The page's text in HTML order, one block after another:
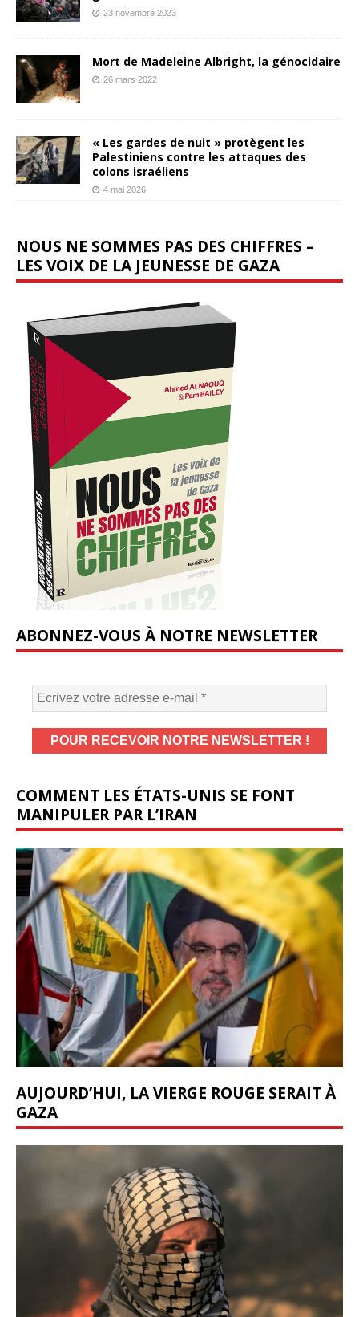
23 novembre 2023
Mort de Madeleine Albright, la génocidaire
26 mars 2022
« Les gardes de nuit » protègent les
Palestiniens contre les attaques des
colons israéliens
4 mai 2026
NOUS NE SOMMES PAS DES CHIFFRES –
LES VOIX DE LA JEUNESSE DE GAZA
ABONNEZ-VOUS À NOTRE NEWSLETTER
COMMENT LES ÉTATS-UNIS SE FONT
MANIPULER PAR L’IRAN
AUJOURD’HUI, LA VIERGE ROUGE SERAIT À
GAZA